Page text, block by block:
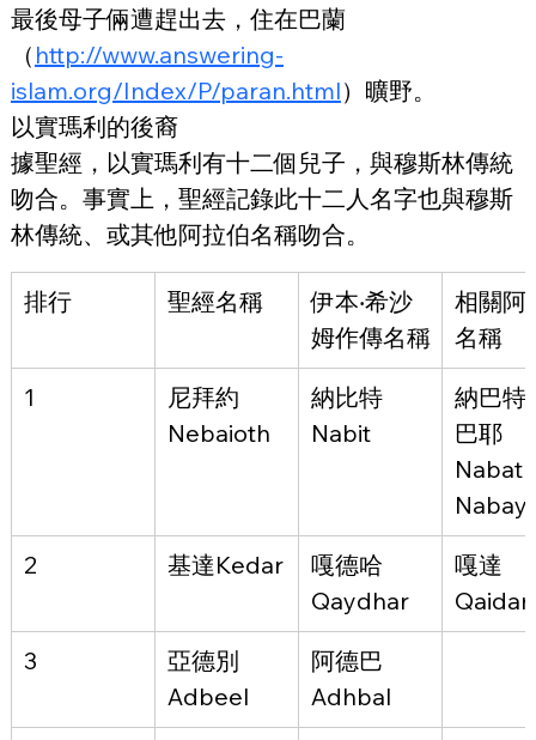
最後母子倆遭趕出去，住在巴蘭
（ http://www.answering-
islam.org/Index/P/paran.html）曠野。
以實瑪利的後裔
據聖經，以實瑪利有十二個兒子，與穆斯林傳統
吻合。事實上，聖經記錄此十二人名字也與穆斯
林傳統、或其他阿拉伯名稱吻合。
排行 聖經名稱
伊本‧希沙
姆作傳名稱
相關阿
名稱
1
尼拜約
Nebaioth
納比特
Nabit
納巴特
巴耶
Nabat
2
基達Kedar
嘎德哈
Qaydhar
嘎達
Qaidar
3
亞德別
Adbeel
阿德巴
Adhbal